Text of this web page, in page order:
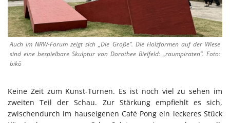
Auch im NRW-Forum zeigt sich „Die Große“. Die Holzformen auf der Wiese
sind eine bespielbare Skulptur von Dorothee Bielfeld: „raumpiraten“. Foto:
bikö
Keine Zeit zum Kunst-Turnen. Es ist noch viel zu sehen im
zweiten Teil der Schau. Zur Stärkung empfiehlt es sich,
zwischendurch im hauseigenen Café Pong ein leckeres Stück